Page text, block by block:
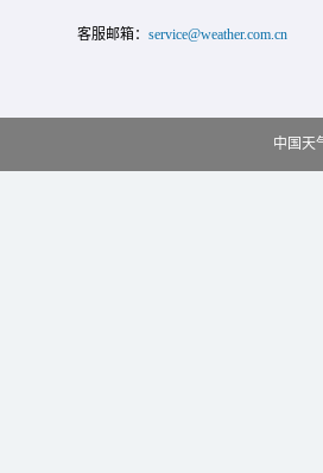
客服邮箱： service@weather.com.cn
中国